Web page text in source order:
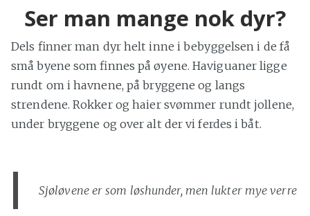
Ser man mange nok dyr?
Dels finner man dyr helt inne i bebyggelsen i de få
små byene som finnes på øyene. Haviguaner ligge
rundt om i havnene, på bryggene og langs
strendene. Rokker og haier svømmer rundt jollene,
under bryggene og over alt der vi ferdes i båt.
Sjøløvene er som løshunder, men lukter mye verre